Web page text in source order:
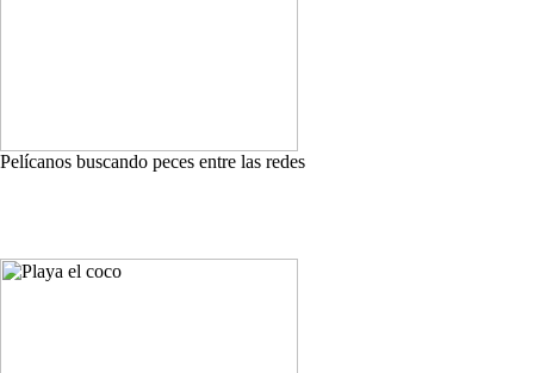
Pelícanos buscando peces entre las redes